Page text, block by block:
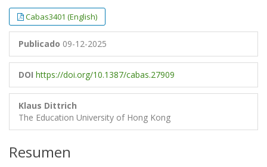
Cabas3401 (English)
Publicado 09-12-2025
DOI https://doi.org/10.1387/cabas.27909
Klaus Dittrich
The Education University of Hong Kong
Resumen